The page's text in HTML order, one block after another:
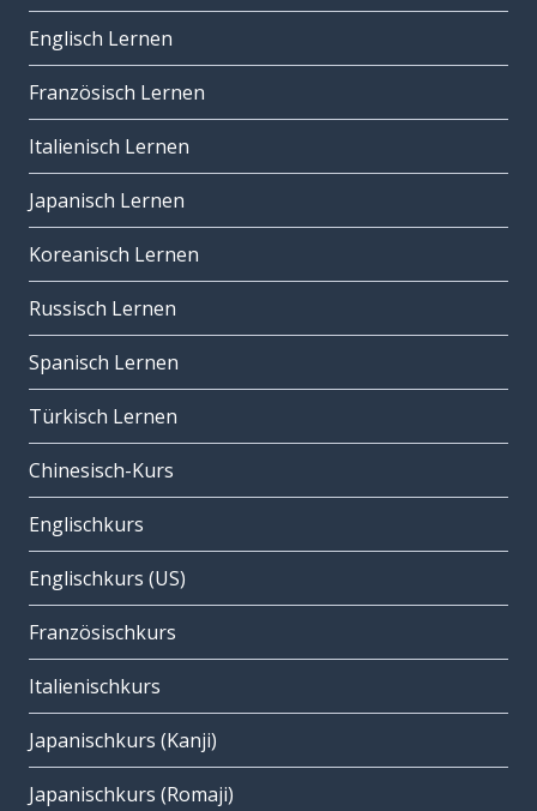
Englisch Lernen
Französisch Lernen
Italienisch Lernen
Japanisch Lernen
Koreanisch Lernen
Russisch Lernen
Spanisch Lernen
Türkisch Lernen
Chinesisch-Kurs
Englischkurs
Englischkurs (US)
Französischkurs
Italienischkurs
Japanischkurs (Kanji)
Japanischkurs (Romaji)